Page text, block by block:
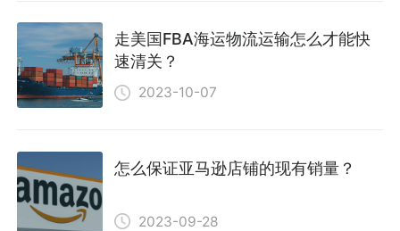
走美国FBA海运物流运输怎么才能快
速清关？
2023-10-07
怎么保证亚马逊店铺的现有销量？
2023-09-28